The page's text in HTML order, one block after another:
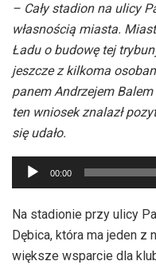
– Cały stadion na ulicy
własnością miasta.
Ładu o budowę tej
jeszcze z kilkoma
panem Andrzejem
ten wniosek znalazł
się udało.
Odtwarzacz
plików
dźwiękowych
00:00
Na stadionie przy ulicy
Dębica, która ma jeden z
większe wsparcie dla